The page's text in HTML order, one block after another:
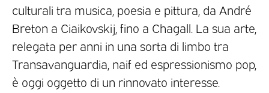
culturali tra musica, poesia e pittura, da André
Breton a Ciaikovskij, fino a Chagall. La sua arte,
relegata per anni in una sorta di limbo tra
Transavanguardia, naif ed espressionismo pop,
è oggi oggetto di un rinnovato interesse.